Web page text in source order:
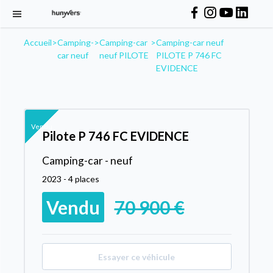
Accueil>Camping-
car neuf
>Camping-car
neuf PILOTE
>Camping-car neuf
PILOTE P 746 FC
EVIDENCE
Vendu
Pilote P 746 FC EVIDENCE
Camping-car - neuf
2023 - 4 places
Vendu 70 900 €
Essayer ce véhicule